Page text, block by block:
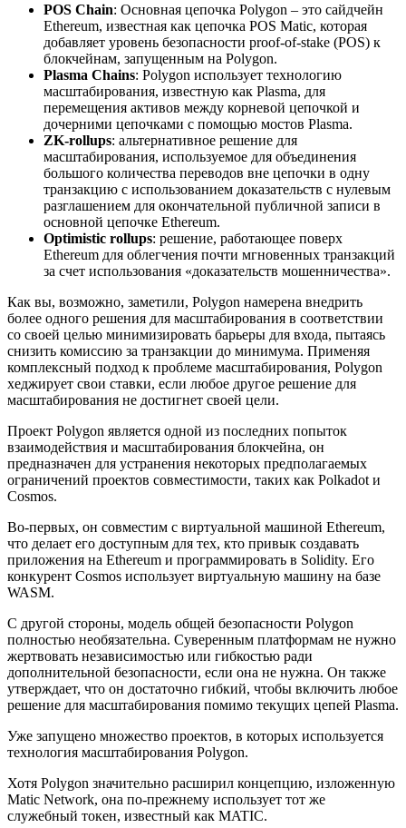
POS Chain: Основная цепочка Polygon – это сайдчейн
Ethereum, известная как цепочка POS Matic, которая
добавляет уровень безопасности proof-of-stake (POS) к
блокчейнам, запущенным на Polygon.
Plasma Chains: Polygon использует технологию
масштабирования, известную как Plasma, для
перемещения активов между корневой цепочкой и
дочерними цепочками с помощью мостов Plasma.
ZK-rollups: альтернативное решение для
масштабирования, используемое для объединения
большого количества переводов вне цепочки в одну
транзакцию с использованием доказательств с нулевым
разглашением для окончательной публичной записи в
основной цепочке Ethereum.
Optimistic rollups: решение, работающее поверх
Ethereum для облегчения почти мгновенных транзакций
за счет использования «доказательств мошенничества».
Как вы, возможно, заметили, Polygon намерена внедрить
более одного решения для масштабирования в соответствии
со своей целью минимизировать барьеры для входа, пытаясь
снизить комиссию за транзакции до минимума. Применяя
комплексный подход к проблеме масштабирования, Polygon
хеджирует свои ставки, если любое другое решение для
масштабирования не достигнет своей цели.
Проект Polygon является одной из последних попыток
взаимодействия и масштабирования блокчейна, он
предназначен для устранения некоторых предполагаемых
ограничений проектов совместимости, таких как Polkadot и
Cosmos.
Во-первых, он совместим с виртуальной машиной Ethereum,
что делает его доступным для тех, кто привык создавать
приложения на Ethereum и программировать в Solidity. Его
конкурент Cosmos использует виртуальную машину на базе
WASM.
С другой стороны, модель общей безопасности Polygon
полностью необязательна. Суверенным платформам не нужно
жертвовать независимостью или гибкостью ради
дополнительной безопасности, если она не нужна. Он также
утверждает, что он достаточно гибкий, чтобы включить любое
решение для масштабирования помимо текущих цепей Plasma.
Уже запущено множество проектов, в которых используется
технология масштабирования Polygon.
Хотя Polygon значительно расширил концепцию, изложенную
Matic Network, она по-прежнему использует тот же
служебный токен, известный как MATIC.